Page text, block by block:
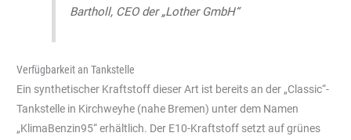
Bartholl, CEO der „Lother GmbH“
Verfügbarkeit an Tankstelle
Ein synthetischer Kraftstoff dieser Art ist bereits an der „Classic“-
Tankstelle in Kirchweyhe (nahe Bremen) unter dem Namen
„KlimaBenzin95“ erhältlich. Der E10-Kraftstoff setzt auf grünes